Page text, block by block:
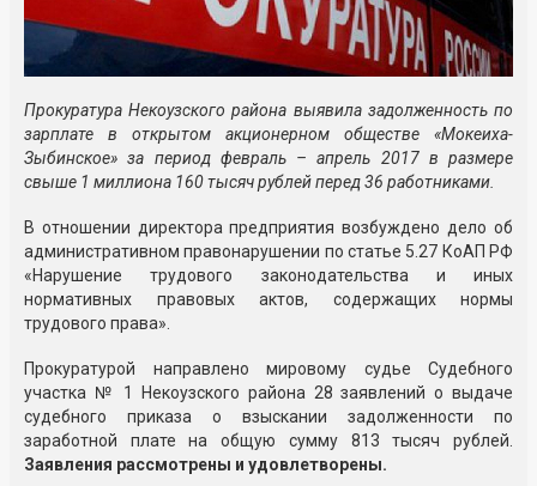
Прокуратура Некоузского района выявила задолженность по
зарплате в открытом акционерном обществе «Мокеиха-
Зыбинское» за период февраль – апрель 2017 в размере
свыше 1 миллиона 160 тысяч рублей перед 36 работниками.
В отношении директора предприятия возбуждено дело об
административном правонарушении по статье 5.27 КоАП РФ
«Нарушение трудового законодательства и иных
нормативных правовых актов, содержащих нормы
трудового права».
Прокуратурой направлено мировому судье Судебного
участка № 1 Некоузского района 28 заявлений о выдаче
судебного приказа о взыскании задолженности по
заработной плате на общую сумму 813 тысяч рублей.
Заявления рассмотрены и удовлетворены.